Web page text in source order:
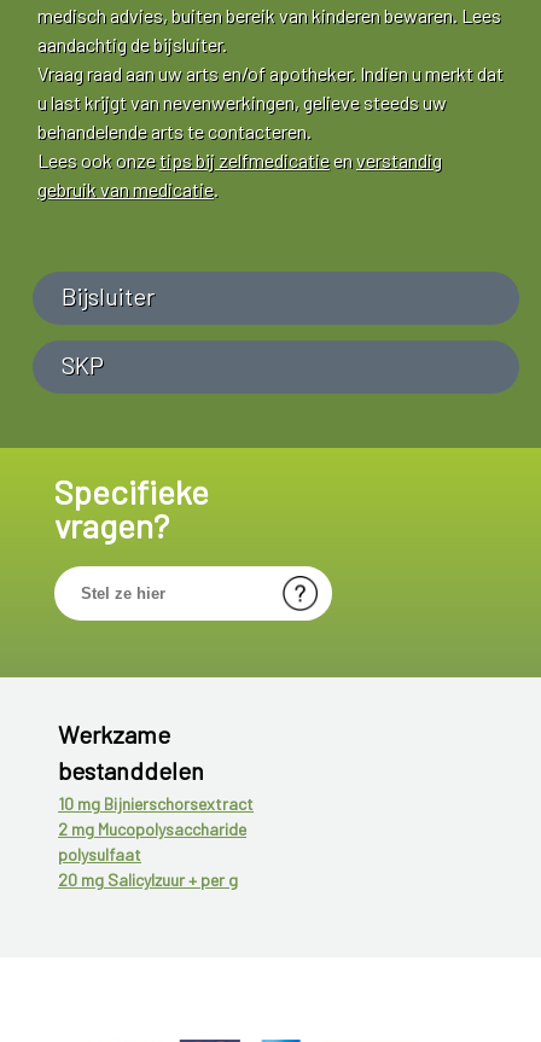
medisch advies, buiten bereik van kinderen bewaren. Lees
aandachtig de bijsluiter.
Vraag raad aan uw arts en/of apotheker. Indien u merkt dat
u last krijgt van nevenwerkingen, gelieve steeds uw
behandelende arts te contacteren.
Lees ook onzetips bij zelfmedicatieenverstandig
gebruik van medicatie.
Bijsluiter
SKP
Specifieke
vragen?
Werkzame
bestanddelen
10 mg Bijnierschorsextract
2 mg Mucopolysaccharide
polysulfaat
20 mg Salicylzuur + per g